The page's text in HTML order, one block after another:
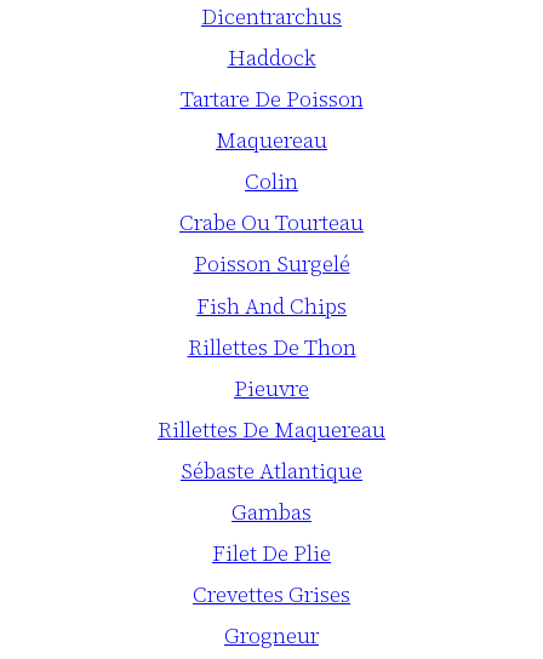
Dicentrarchus
Haddock
Tartare De Poisson
Maquereau
Colin
Crabe Ou Tourteau
Poisson Surgelé
Fish And Chips
Rillettes De Thon
Pieuvre
Rillettes De Maquereau
Sébaste Atlantique
Gambas
Filet De Plie
Crevettes Grises
Grogneur